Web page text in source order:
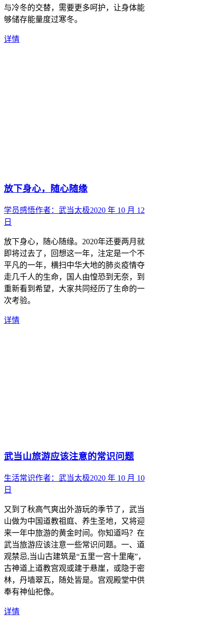
与冷冬的交替，需要更多呵护，让身体能
够储存能量度过寒冬。
详情
放下身心，随心随缘
学员感悟作者： 武当太极2020 年 10 月 12
日
放下身心，随心随缘。2020年还要两月就
即将过去了，回想这一年，注定是一个不
平凡的一年，横扫中华大地的肺炎疫情夺
走几千人的生命，国人由惶恐到无奈，到
重新看到希望，大家共同经历了生命的一
次考验。
详情
武当山旅游应该注意的常识问题
生活常识作者： 武当太极2020 年 10 月 10
日
又到了秋高气爽出外游玩的季节了，武当
山做为中国道教祖庭、养生圣地，又将迎
来一年中旅游的黄金时间。你知道吗？在
武当旅游应该注意一些常识问题。一、道
观禁忌,当山古建筑是“五里一宫十里庵”，
古神道上道教宫观或建于悬崖，或隐于密
林，丹墙翠瓦，随处皆是。宫观殿堂中供
奉有神仙祀像。
详情